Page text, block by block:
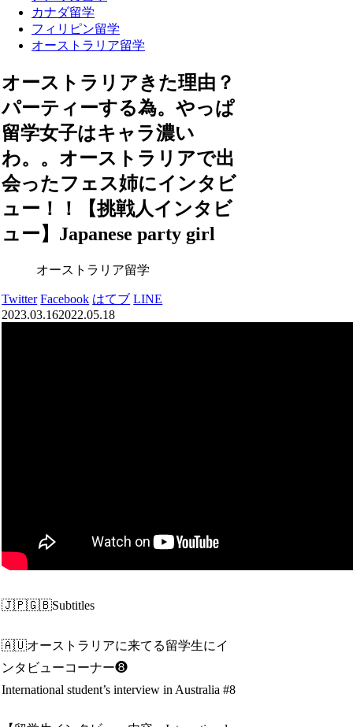
カナダ留学
フィリピン留学
オーストラリア留学
オーストラリアきた理由？
パーティーする為。やっぱ
留学女子はキャラ濃い
わ。。オーストラリアで出
会ったフェス姉にインタビ
ュー！！【挑戦人インタビ
ュー】Japanese party girl
オーストラリア留学
Twitter Facebook はてブ LINE
2023.03.162022.05.18
🇯🇵🇬🇧Subtitles
🇦🇺オーストラリアに来てる留学生にイ
ンタビューコーナー❽
International student’s interview in Australia #8